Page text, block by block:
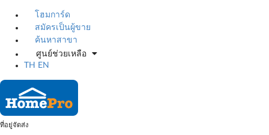
โฮมการ์ด
สมัครเป็นผู้ขาย
ค้นหาสาขา
ศูนย์ช่วยเหลือ
TH
EN
ที่อยู่จัดส่ง